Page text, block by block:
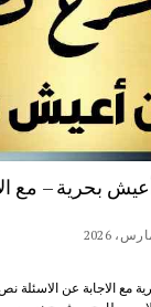
بحرية – مع
مع الاجابة عن الاسئلة